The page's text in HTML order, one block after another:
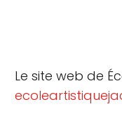
Le site web de